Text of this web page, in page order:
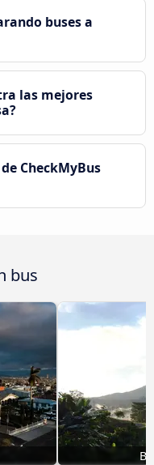
buses a
las mejores
CheckMyBus
bus